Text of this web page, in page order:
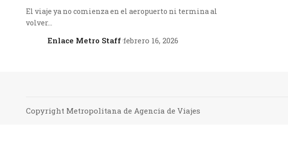
El viaje ya no comienza en el aeropuerto ni termina al
volver…
Enlace Metro Staff febrero 16, 2026
Copyright Metropolitana de Agencia de Viajes